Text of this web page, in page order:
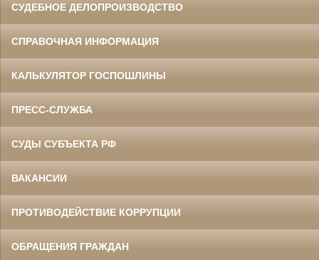
СУДЕБНОЕ ДЕЛОПРОИЗВОДСТВО
СПРАВОЧНАЯ ИНФОРМАЦИЯ
КАЛЬКУЛЯТОР ГОСПОШЛИНЫ
ПРЕСС-СЛУЖБА
СУДЫ СУБЪЕКТА РФ
ВАКАНСИИ
ПРОТИВОДЕЙСТВИЕ КОРРУПЦИИ
ОБРАЩЕНИЯ ГРАЖДАН